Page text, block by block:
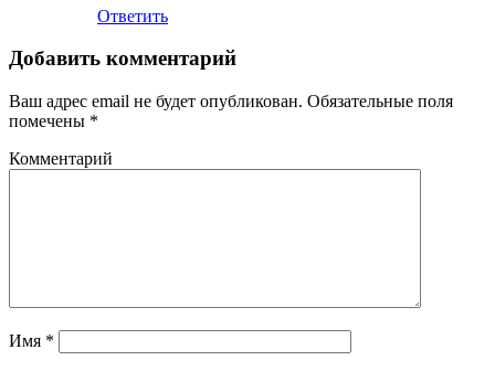
Ответить
Добавить комментарий
Ваш адрес email не будет опубликован. Обязательные поля
помечены *
Комментарий
Имя *